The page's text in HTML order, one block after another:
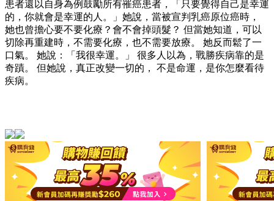
患者還以自身為例鼓勵所有罹癌患者，「只要覺得自己是幸運
的，你就會是幸運的人。」她說，當被宣判乳癌原位癌時，
她也曾擔心要不要化療？會不會掉頭髮？ 但當她知道，可以
切除再重建時，不需要化療，也不需要放療。 她反而鬆了一
口氣。 她說：「我很幸運。」 很多人以為，戰勝疾病靠的是
奇蹟。 但她說，真正改變一切的， 不是命運，是你怎麼看待
疾病。